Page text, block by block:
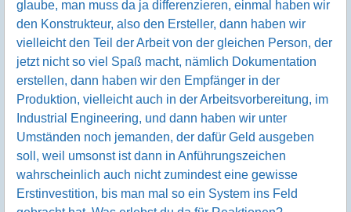
glaube, man muss da ja differenzieren, einmal haben wir
den Konstrukteur, also den Ersteller, dann haben wir
vielleicht den Teil der Arbeit von der gleichen Person, der
jetzt nicht so viel Spaß macht, nämlich Dokumentation
erstellen, dann haben wir den Empfänger in der
Produktion, vielleicht auch in der Arbeitsvorbereitung, im
Industrial Engineering, und dann haben wir unter
Umständen noch jemanden, der dafür Geld ausgeben
soll, weil umsonst ist dann in Anführungszeichen
wahrscheinlich auch nicht zumindest eine gewisse
Erstinvestition, bis man mal so ein System ins Feld